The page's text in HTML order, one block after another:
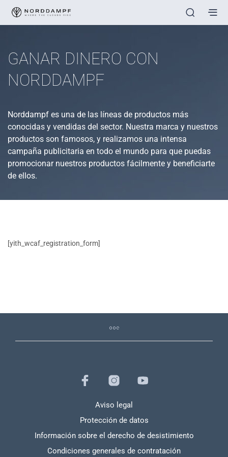
GANAR DINERO CON
NORDDAMPF
Norddampf es una de las líneas de productos más
conocidas y vendidas del sector. Nuestra marca y nuestros
productos son famosos, y realizamos una intensa
campaña publicitaria en todo el mundo para que puedas
promocionar nuestros productos fácilmente y beneficiarte
de ellos.
[yith_wcaf_registration_form]
Aviso legal
Protección de datos
Información sobre el derecho de desistimiento
Condiciones generales de contratación